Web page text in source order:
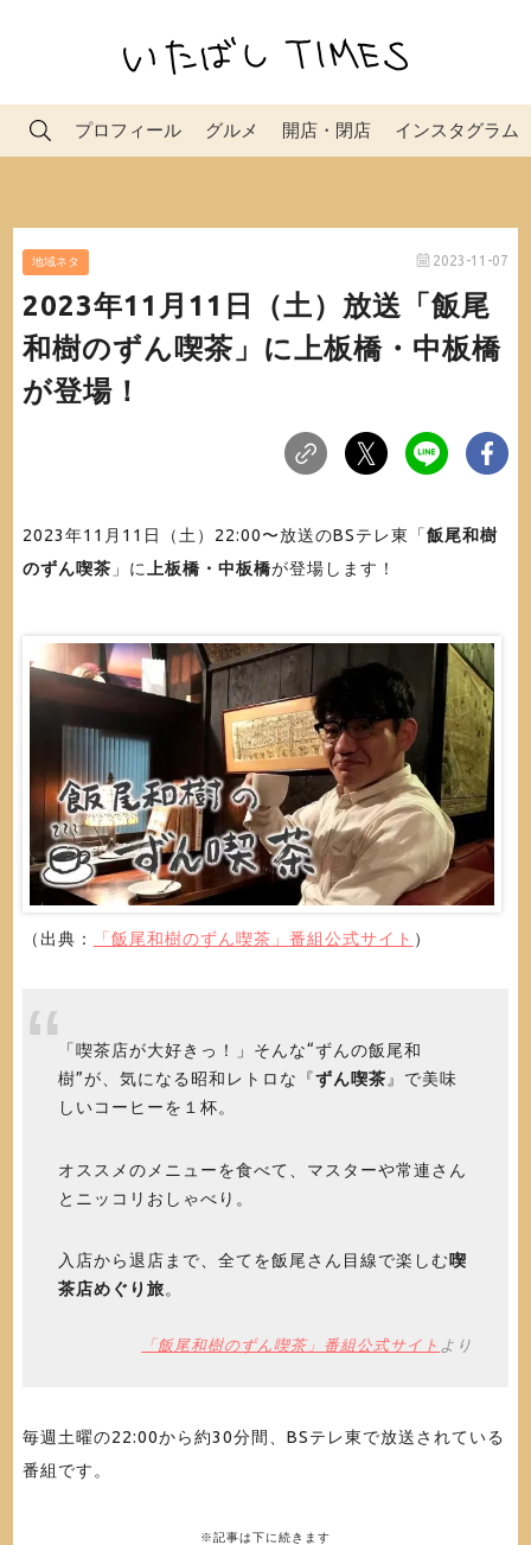
プロフィール グルメ 開店・閉店 インスタグラム
地域ネタ 2023-11-07
2023年11月11日（土）放送「飯尾
和樹のずん喫茶」に上板橋・中板橋
が登場！
2023年11月11日（土）22:00〜放送のBSテレ東「飯尾和樹
のずん喫茶 」に 上板橋・中板橋が登場します！
（出典： 「飯尾和樹のずん喫茶」番組公式サイト ）
「喫茶店が大好きっ！」そんな“ずんの飯尾和
樹”が、気になる昭和レトロな『ずん喫茶』で美味
しいコーヒーを１杯。
オススメのメニューを食べて、マスターや常連さん
とニッコリおしゃべり。
入店から退店まで、全てを飯尾さん目線で楽しむ喫
茶店めぐり旅。
「飯尾和樹のずん喫茶」番組公式サイト より
毎週土曜の22:00から約30分間、BSテレ東で放送されている
番組です。
※記事は下に続きます